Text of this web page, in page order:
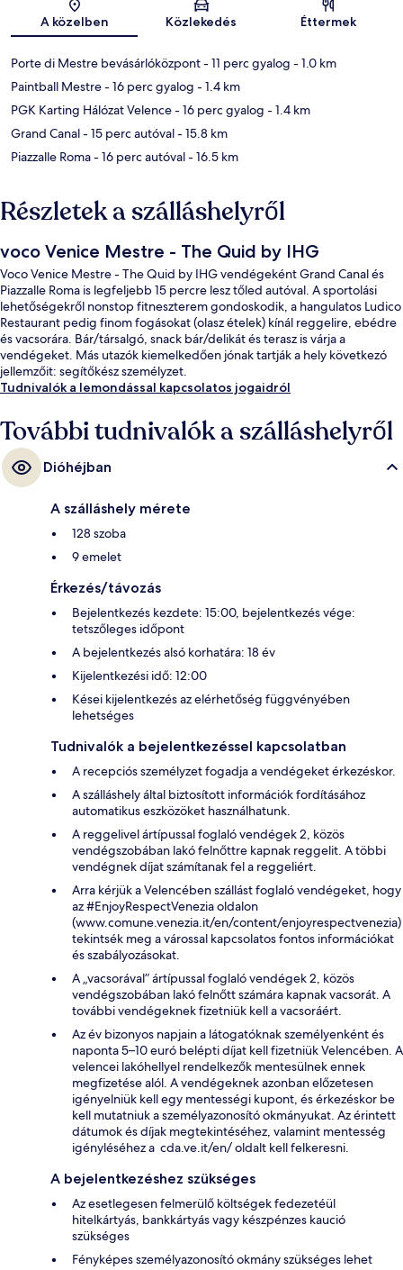
Térkép
A közelben Közlekedés Éttermek
Porte di Mestre bevásárlóközpont- 11 perc gyalog - 1.0 km
Paintball Mestre- 16 perc gyalog - 1.4 km
PGK Karting Hálózat Velence- 16 perc gyalog - 1.4 km
Grand Canal- 15 perc autóval- 15.8 km
Piazzalle Roma- 16 perc autóval- 16.5 km
Részletek a szálláshelyről
voco Venice Mestre - The Quid by IHG
Voco Venice Mestre - The Quid by IHG vendégeként Grand Canal és
Piazzalle Roma is legfeljebb 15 percre lesz tőled autóval. A sportolási
lehetőségekről nonstop fitneszterem gondoskodik, a hangulatos Ludico
Restaurant pedig finom fogásokat (olasz ételek) kínál reggelire, ebédre
és vacsorára. Bár/társalgó, snack bár/delikát és terasz is várja a
vendégeket. Más utazók kiemelkedően jónak tartják a hely következó
jellemzőit: segítőkész személyzet.
Tudnivalók a lemondással kapcsolatos jogaidról
További tudnivalók a szálláshelyről
Dióhéjban
A szálláshely mérete
128 szoba
9 emelet
Érkezés/távozás
Bejelentkezés kezdete: 15:00, bejelentkezés vége:
tetszőleges időpont
A bejelentkezés alsó korhatára: 18 év
Kijelentkezési idő: 12:00
Kései kijelentkezés az elérhetőség függvényében
lehetséges
Tudnivalók a bejelentkezéssel kapcsolatban
A recepciós személyzet fogadja a vendégeket érkezéskor.
A szálláshely által biztosított információk fordításához
automatikus eszközöket használhatunk.
A reggelivel ártípussal foglaló vendégek 2, közös
vendégszobában lakó felnőttre kapnak reggelit. A többi
vendégnek díjat számítanak fel a reggeliért.
Arra kérjük a Velencében szállást foglaló vendégeket, hogy
az #EnjoyRespectVenezia oldalon
(www.comune.venezia.it/en/content/enjoyrespectvenezia)
tekintsék meg a várossal kapcsolatos fontos információkat
és szabályozásokat.
A „vacsorával” ártípussal foglaló vendégek 2, közös
vendégszobában lakó felnőtt számára kapnak vacsorát. A
további vendégeknek fizetniük kell a vacsoráért.
Az év bizonyos napjain a látogatóknak személyenként és
naponta 5–10 euró belépti díjat kell fizetniük Velencében. A
velencei lakóhellyel rendelkezők mentesülnek ennek
megfizetése alól. A vendégeknek azonban előzetesen
igényelniük kell egy mentességi kupont, és érkezéskor be
kell mutatniuk a személyazonosító okmányukat. Az érintett
dátumok és díjak megtekintéséhez, valamint mentesség
igényléséhez a cda.ve.it/en/ oldalt kell felkeresni.
A bejelentkezéshez szükséges
Az esetlegesen felmerülő költségek fedezetéül
hitelkártyás, bankkártyás vagy készpénzes kaució
szükséges
Fényképes személyazonosító okmány szükséges lehet